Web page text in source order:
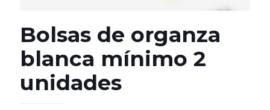
Bolsas de organza
blanca mínimo 2
unidades